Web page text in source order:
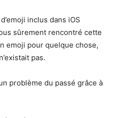
inclus dans iOS
sûrement rencontré cette
emoji pour quelque chose,
pas.
problème du passé grâce à